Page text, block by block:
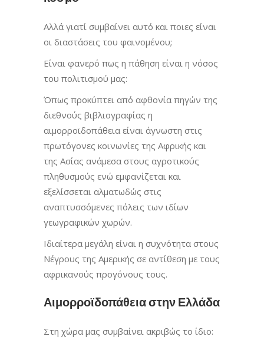
Αλλά γιατί συμβαίνει αυτό και ποιες είναι
οι διαστάσεις του φαινομένου;
Είναι φανερό πως η πάθηση είναι η νόσος
του πολιτισμού μας:
Όπως προκύπτει από αφθονία πηγών της
διεθνούς βιβλιογραφίας η
αιμορροϊδοπάθεια είναι άγνωστη στις
πρωτόγονες κοινωνίες της Αφρικής και
της Ασίας ανάμεσα στους αγροτικούς
πληθυσμούς ενώ εμφανίζεται και
εξελίσσεται αλματωδώς στις
αναπτυσσόμενες πόλεις των ιδίων
γεωγραφικών χωρών.
Ιδιαίτερα μεγάλη είναι η συχνότητα στους
Νέγρους της Αμερικής σε αντίθεση με τους
αφρικανούς προγόνους τους.
Αιμορροϊδοπάθεια στην Ελλάδα
Στη χώρα μας συμβαίνει ακριβώς το ίδιο: